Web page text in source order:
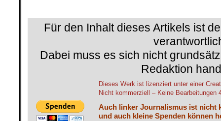
Für den Inhalt dieses Artikels ist
Dabei muss es sich nicht
Redaktion
Dieses Werk ist lizenziert unter einer
Nicht kommerziell – Keine Bearbeitungen
Auch linker Journalismus ist nicht
und auch kleine Spenden können